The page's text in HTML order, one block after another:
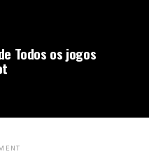
Todos os jogos